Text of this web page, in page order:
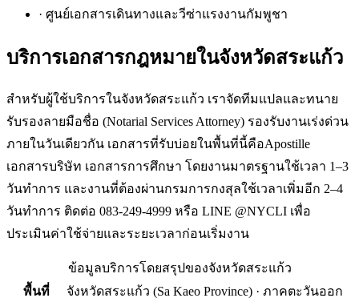
· ศูนย์เอกสารเดินทางและวีซ่าแรงงานกัมพูชา
บริการเอกสารกฎหมายในจังหวัดสระแก้ว
สำหรับผู้ใช้บริการในจังหวัดสระแก้ว เราจัดทีมแปลและทนาย
รับรองลายมือชื่อ (Notarial Services Attorney) รองรับงานเร่งด่วน
ภายในวันเดียวกัน เอกสารที่รับบ่อยในพื้นที่นี้คือApostille
เอกสารบริษัท เอกสารการศึกษา โดยงานมาตรฐานใช้เวลา 1–3
วันทำการ และงานที่ต้องผ่านกรมการกงสุลใช้เวลาเพิ่มอีก 2–4
วันทำการ ติดต่อ 083-249-4999 หรือ LINE @NYCLI เพื่อ
ประเมินค่าใช้จ่ายและระยะเวลาก่อนเริ่มงาน
ข้อมูลบริการโดยสรุปของจังหวัดสระแก้ว
พื้นที่
จังหวัดสระแก้ว (Sa Kaeo Province) · ภาคตะวันออก